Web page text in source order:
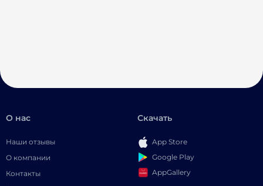
О нас
Наши отзывы
О компании
Контакты
Скачать
App Store
Google Play
AppGallery